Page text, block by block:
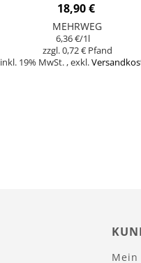
18,90 €
MEHRWEG
6,36 €/1l
0,72 €
inkl. 19% MwSt. ,exkl.
Mein